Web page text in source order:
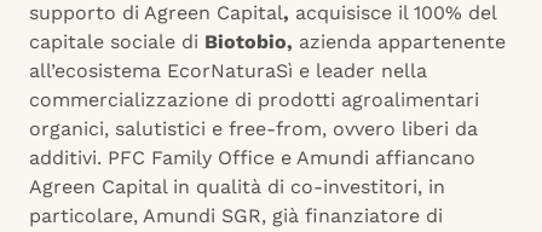
supporto di Agreen Capital, acquisisce il 100% del
capitale sociale di Biotobio, azienda appartenente
all’ecosistema EcorNaturaSì e leader nella
commercializzazione di prodotti agroalimentari
organici, salutistici e free-from, ovvero liberi da
additivi. PFC Family Office e Amundi affiancano
Agreen Capital in qualità di co-investitori, in
particolare, Amundi SGR, già finanziatore di